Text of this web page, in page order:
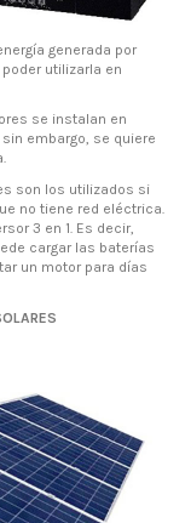
generada por
utilizarla en
se instalan en
embargo, se quiere
son los utilizados si
no tiene red eléctrica.
3 en 1. Es decir,
cargar las baterías
un motor para días